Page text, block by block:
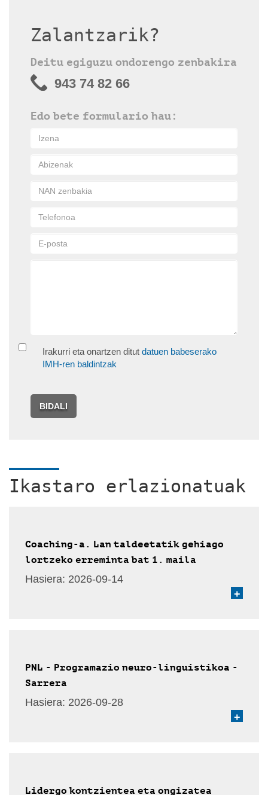
Zalantzarik?
Deitu egiguzu ondorengo zenbakira
943 74 82 66
Edo bete formulario hau:
Irakurri eta onartzen ditut datuen babeserako
IMH-ren baldintzak
BIDALI
Ikastaro erlazionatuak
Coaching-a. Lan taldeetatik gehiago
lortzeko erreminta bat 1. maila
Hasiera: 2026-09-14
+
PNL - Programazio neuro-linguistikoa -
Sarrera
Hasiera: 2026-09-28
+
Lidergo kontzientea eta ongizatea